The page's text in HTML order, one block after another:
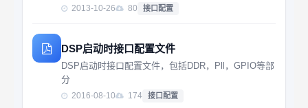
信息。
2013-10-26 80 接口配置
DSP启动时接口配置文件
DSP启动时接口配置文件，包括DDR，Pll，GPIO等部
分
2016-08-10 174 接口配置